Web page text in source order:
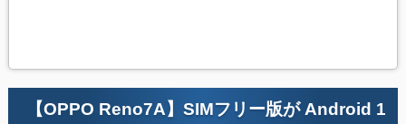
【OPPO Reno7A】SIMフリー版が Android 1